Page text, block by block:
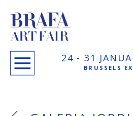
24 - 31
BRUSSELS